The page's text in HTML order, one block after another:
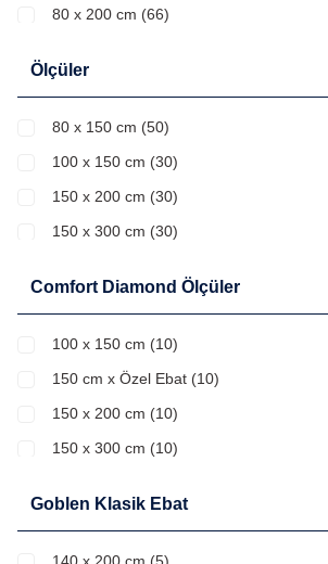
80 x 200 cm (66)
140 cm Yuvarlak (61)
120 x 180 cm (60)
140 x 200 cm (60)
160 cm Yuvarlak (4)
80 x 120 cm (4)
Ölçüler
80 x 150 cm (50)
100 x 150 cm (30)
150 x 200 cm (30)
150 x 300 cm (30)
150cm x Özel Ebat (30)
75 x 110 cm (30)
75 x 300 cm (30)
75cm x Özel Ebat (30)
Banyo Takımı 2'li ( 60x100 + 50x60 ) (30)
160cm X Özel Ebat (20)
Comfort Diamond Ölçüler
100 x 150 cm (10)
150 cm x Özel Ebat (10)
150 x 200 cm (10)
150 x 300 cm (10)
75 x 110 cm (10)
Goblen Klasik Ebat